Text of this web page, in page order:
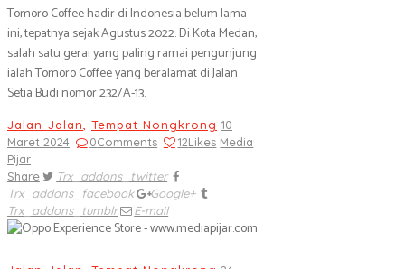
Tomoro Coffee hadir di Indonesia belum lama
ini, tepatnya sejak Agustus 2022. Di Kota Medan,
salah satu gerai yang paling ramai pengunjung
ialah Tomoro Coffee yang beralamat di Jalan
Setia Budi nomor 232/A-13.
Jalan-Jalan Tempat Nongkrong 10
Maret 2024
0Comments 12Likes Media
Pijar
Share
Trx_addons_twitter
Trx_addons_facebook
Google+
Trx_addons_tumblr
E-mail